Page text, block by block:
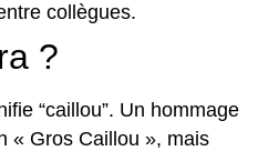
collègues.
?
“caillou”. Un hommage
« Gros Caillou », mais